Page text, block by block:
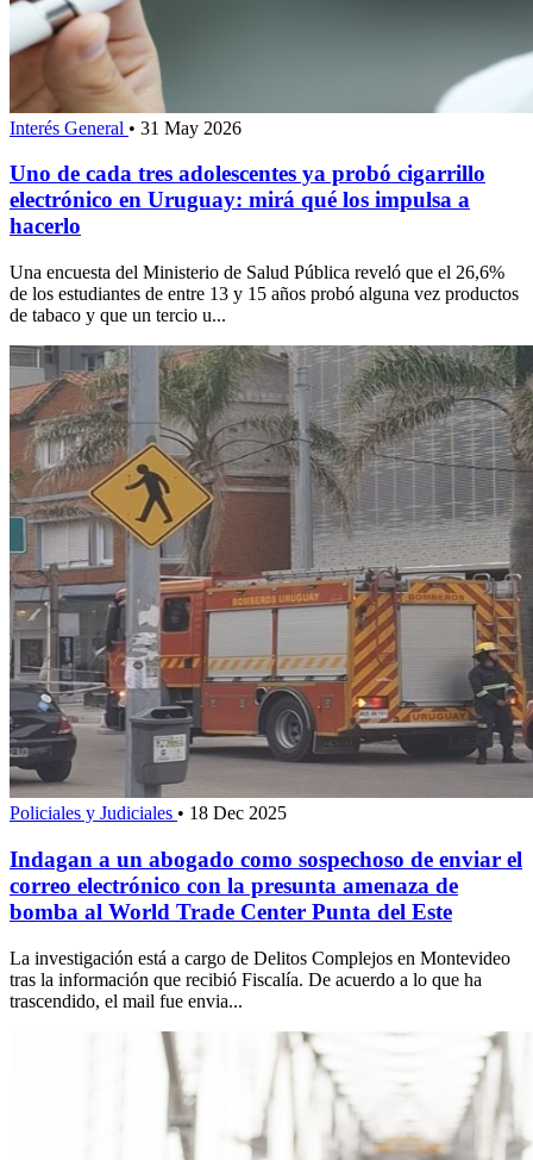
Interés General • 31 May 2026
Uno de cada tres adolescentes ya probó cigarrillo
electrónico en Uruguay: mirá qué los impulsa a
hacerlo
Una encuesta del Ministerio de Salud Pública reveló que el 26,6%
de los estudiantes de entre 13 y 15 años probó alguna vez productos
de tabaco y que un tercio u...
Policiales y Judiciales • 18 Dec 2025
Indagan a un abogado como sospechoso de enviar el
correo electrónico con la presunta amenaza de
bomba al World Trade Center Punta del Este
La investigación está a cargo de Delitos Complejos en Montevideo
tras la información que recibió Fiscalía. De acuerdo a lo que ha
trascendido, el mail fue envia...